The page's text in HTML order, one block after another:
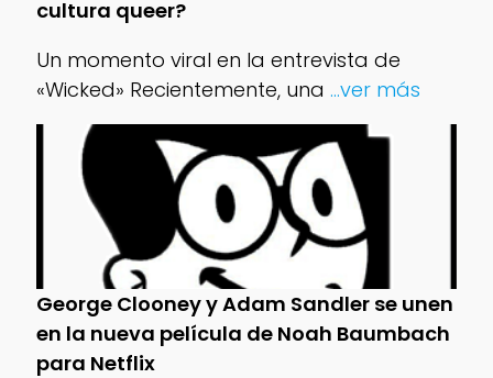
cultura queer?
Un momento viral en la entrevista de
«Wicked» Recientemente, una ...ver más
George Clooney y Adam Sandler se unen
en la nueva película de Noah Baumbach
para Netflix